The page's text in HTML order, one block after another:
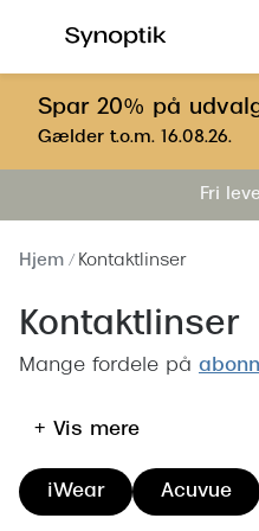
indhold
Se alle briller
Kategorier
Brilleabonnement All-
Køb læsebriller online
Tilbehør til briller
Spar 20% på
Gælder t.o.m. 16.08.26.
Fri
Hjem Kontaktlinser
Kontaktlinser
Mange fordele på
+ Vis mere
iWear Acuvue